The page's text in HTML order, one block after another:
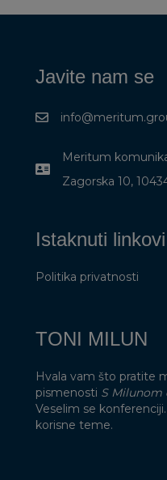
Javite nam se
Meritum
Zagorska 10,
Istaknuti linkovi
Politika privatnosti
TONI MILUN
Hvala vam što pratite
pismenosti S Milunom
Veselim se
korisne teme.